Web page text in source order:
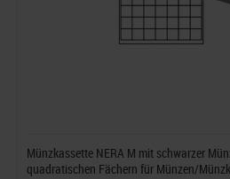
Münzkassette NERA M mit schwarzer
quadratischen Fächern für Münzen/